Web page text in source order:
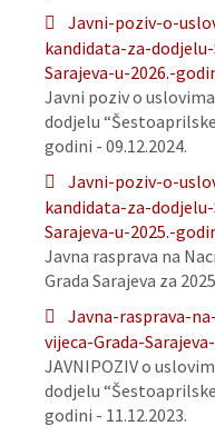
Javni-poziv-o-
kandidata-za-
Sarajeva-u-2026.-
Javni poziv o
dodjelu
godini - 09.12.2024.
Javni-poziv-o-
kandidata-za-
Sarajeva-u-2025.-
Javna rasprava na
Grada Sarajeva za
Javna-rasprava-
vijeca-Grada-
JAVNIPOZIV o
dodjelu
godini - 11.12.2023.